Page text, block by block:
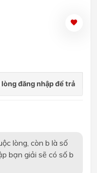
lòng, còn b là số
bạn giải sẽ có số b